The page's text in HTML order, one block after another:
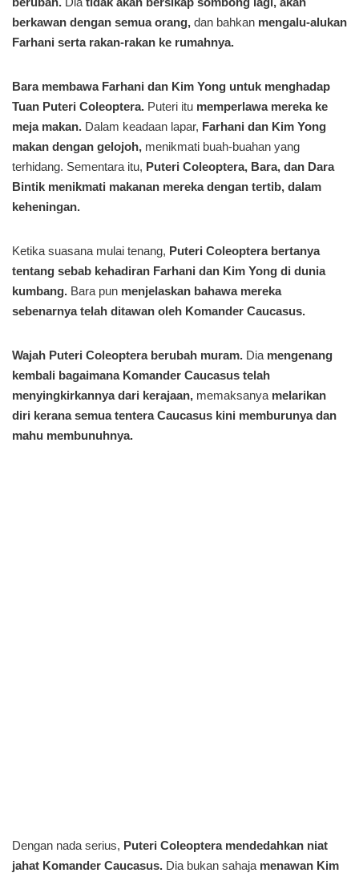
berkawan dengan semua orang, dan bahkan mengalu-alukan
Farhani serta rakan-rakan ke rumahnya.
Bara membawa Farhani dan Kim Yong untuk menghadap
Tuan Puteri Coleoptera. Puteri itu memperlawa mereka ke
meja makan. Dalam keadaan lapar, Farhani dan Kim Yong
makan dengan gelojoh, menikmati buah-buahan yang
terhidang. Sementara itu, Puteri Coleoptera, Bara, dan Dara
Bintik menikmati makanan mereka dengan tertib, dalam
keheningan.
Ketika suasana mulai tenang, Puteri Coleoptera bertanya
tentang sebab kehadiran Farhani dan Kim Yong di dunia
kumbang. Bara pun menjelaskan bahawa mereka
sebenarnya telah ditawan oleh Komander Caucasus.
Wajah Puteri Coleoptera berubah muram. Dia mengenang
kembali bagaimana Komander Caucasus telah
menyingkirkannya dari kerajaan, memaksanya melarikan
diri kerana semua tentera Caucasus kini memburunya dan
mahu membunuhnya.
Dengan nada serius, Puteri Coleoptera mendedahkan niat
jahat Komander Caucasus. Dia bukan sahaja menawan Kim